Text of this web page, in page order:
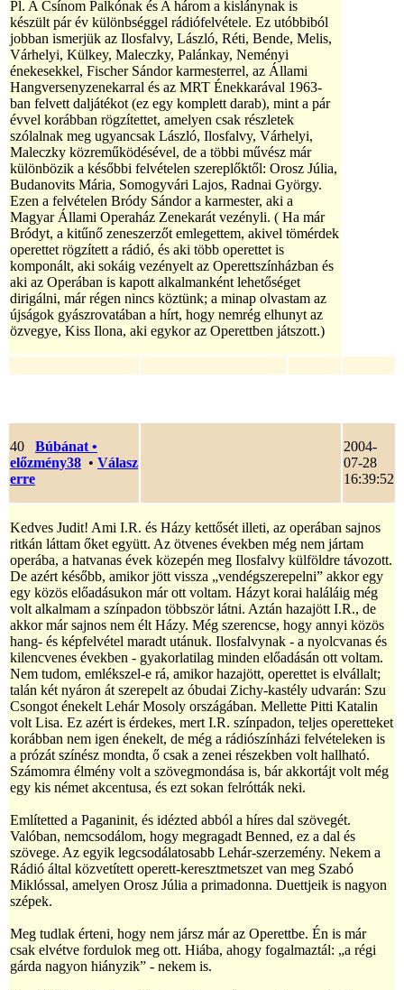
Pl. A Csínom Palkónak és A három a kislánynak is
készült pár év különbséggel rádiófelvétele. Ez utóbbiból
jobban ismerjük az Ilosfalvy, László, Réti, Bende, Melis,
Várhelyi, Külkey, Maleczky, Palánkay, Neményi
énekesekkel, Fischer Sándor karmesterrel, az Állami
Hangversenyzenekarral és az MRT Énekkarával 1963-
ban felvett daljátékot (ez egy komplett darab), mint a pár
évvel korábban rögzítettet, amelyen csak részletek
szólalnak meg ugyancsak László, Ilosfalvy, Várhelyi,
Maleczky közreműködésével, de a többi művész már
különbözik a későbbi felvételen szereplőktől: Orosz Júlia,
Budanovits Mária, Somogyvári Lajos, Radnai György.
Ezen a felvételen Bródy Sándor a karmester, aki a
Magyar Állami Operaház Zenekarát vezényli. ( Ha már
Bródyt, a kitűnő zeneszerzőt emlegettem, akivel tömérdek
operettet rögzített a rádió, és aki több operettet is
komponált, aki sokáig vezényelt az Operettszínházban és
aki az Operában is kapott alkalmanként lehetőséget
dirigálni, már régen nincs köztünk; a minap olvastam az
újságok gyászrovatában a hírt, hogy nemrég elhunyt az
özvegye, Kiss Ilona, aki egykor az Operettben játszott.)
40 Búbánat •
előzmény38 • Válasz
erre
2004-
07-28
16:39:52
Kedves Judit! Ami I.R. és Házy kettősét illeti, az operában sajnos
ritkán láttam őket együtt. Az ötvenes években még nem jártam
operába, a hatvanas évek közepén meg Ilosfalvy külföldre távozott.
De azért később, amikor jött vissza „vendégszerepelni” akkor egy
egy közös előadásukon már ott voltam. Házyt korai haláláig még
volt alkalmam a színpadon többször látni. Aztán hazajött I.R., de
akkor már sajnos nem élt Házy. Még szerencse, hogy annyi közös
hang- és képfelvétel maradt utánuk. Ilosfalvynak - a nyolcvanas és
kilencvenes években - gyakorlatilag minden előadásán ott voltam.
Nem tudom, emlékszel-e rá, amikor hazajött, operettet is elvállalt;
talán két nyáron át szerepelt az óbudai Zichy-kastély udvarán: Szu
Csongot énekelt Lehár Mosoly országában. Mellette Pitti Katalin
volt Lisa. Ez azért is érdekes, mert I.R. színpadon, teljes operetteket
korábban nem igen énekelt, de még a rádiószínházi felvételeken is
a prózát színész mondta, ő csak a zenei részekben volt hallható.
Számomra élmény volt a szövegmondása is, bár akkortájt volt még
egy kis német akcentusa, és ezt sokan felrótták neki.
Említetted a Paganinit, és idézted abból a híres dal szövegét.
Valóban, nemcsodálom, hogy megragadt Benned, ez a dal és
szövege. Az egyik legcsodálatosabb Lehár-szerzemény. Nekem a
Rádió által közvetített operett-keresztmetszet van meg Szabó
Miklóssal, amelyen Orosz Júlia a primadonna. Duettjeik is nagyon
szépek.
Meg tudlak érteni, hogy nem jársz már az Operettbe. Én is már
csak elvétve fordulok meg ott. Hiába, ahogy fogalmaztál: „a régi
gárda nagyon hiányzik” - nekem is.